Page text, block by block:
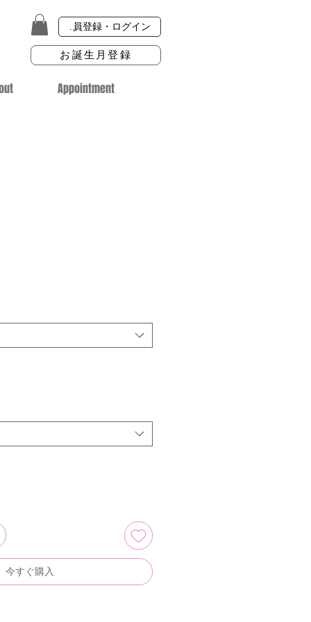
会員登録・ログイン
お誕生月登録
Appointment
今すぐ購入